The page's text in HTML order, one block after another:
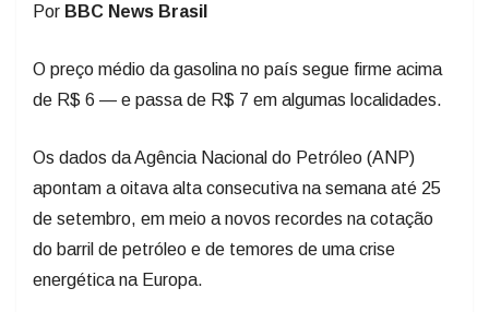
Por BBC News Brasil
O preço médio da gasolina no país segue firme acima
de R$ 6 — e passa de R$ 7 em algumas localidades.
Os dados da Agência Nacional do Petróleo (ANP)
apontam a oitava alta consecutiva na semana até 25
de setembro, em meio a novos recordes na cotação
do barril de petróleo e de temores de uma crise
energética na Europa.